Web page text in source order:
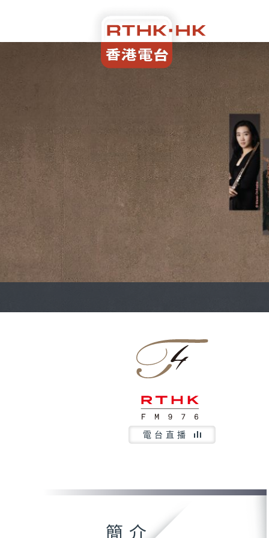
電台直播
簡介